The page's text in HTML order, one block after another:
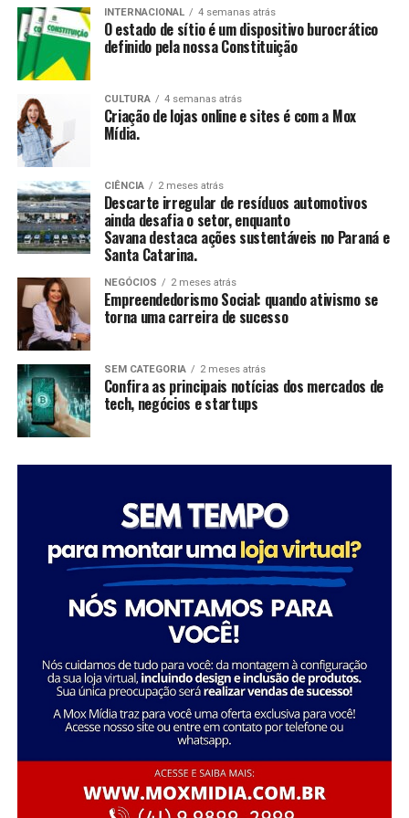
A Savana integra o Grupo Águia Branca e é especializada
na comercialização de caminhões e veículos comerciais
da Mercedes-Benz. Com forte presença nos setores de
transporte e logística, oferece um portfólio completo
de veículos, peças e serviços de oficina. Além disso,
disponibiliza soluções em pneus e recapagem,
garantindo performance e eficiência para os clientes do
segmento de transporte de cargas.
FONTE: A Savana integra o Grupo Águia Branca
suas histórias e vivências.
CCAS
: Ambiente de convivência para crianças e
adolescentes, abrangendo desde jogos até cultura
SAICA: Trabalho de cuidado, orientação e proteção
integral a crianças e adolescentes em situação de
CEIS
: Garantia de um ambiente seguro e desafiador
para o desenvolvimento infantil.
Conclusão
O empreendedorismo social, impulsionado por líderes
como Tatiana Souza, demonstra que ativismo pode, sim,
ser uma carreira de sucesso. As mulheres no comando
dessas organizações não apenas promovem mudanças
significativas em suas comunidades, mas também
inspiram futuras gerações a seguir seus passos,
mostrando que é possível transformar a sociedade
feminina no setor social: “Acredito que quando as
mulheres assumem a liderança, trazem consigo uma
perspectiva única e essencial que promove a inclusão e o
desenvolvimento sustentável. Meu objetivo é continuar
inspirando e capacitando outras mulheres a seguirem
esse caminho, transformando ainda mais vidas e
Essa trajetória exemplifica como o ativismo e o
empreendedorismo social podem convergir para criar
uma carreira gratificante e de grande impacto social.
Sobre o Instituto Macedônia
Fundado em 1985, o Instituto Macedônia é uma
INTERNACIONAL 4 semanas atrás
O estado de sítio é um dispositivo burocrático
definido pela nossa Constituição
CULTURA 4 semanas atrás
Criação de lojas online e sites é com a Mox
Mídia.
CIÊNCIA 2 meses atrás
Descarte irregular de resíduos automotivos
ainda desafia o setor, enquanto
Savana destaca ações sustentáveis no Paraná e
Santa Catarina.
NEGÓCIOS 2 meses atrás
Empreendedorismo Social: quando ativismo se
torna uma carreira de sucesso
SEM CATEGORIA 2 meses atrás
Confira as principais notícias dos mercados de
tech, negócios e startups